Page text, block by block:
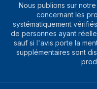
Nous publions sur
concernant les
systématiquement
de personnes ayant
sauf si l'avis porte la
supplémentaires sont